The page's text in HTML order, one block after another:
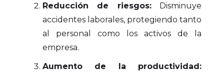
Reducción de riesgos:Disminuye
accidentes laborales, protegiendo tanto
al personal como los activos de la
empresa.
Aumento de la productividad: